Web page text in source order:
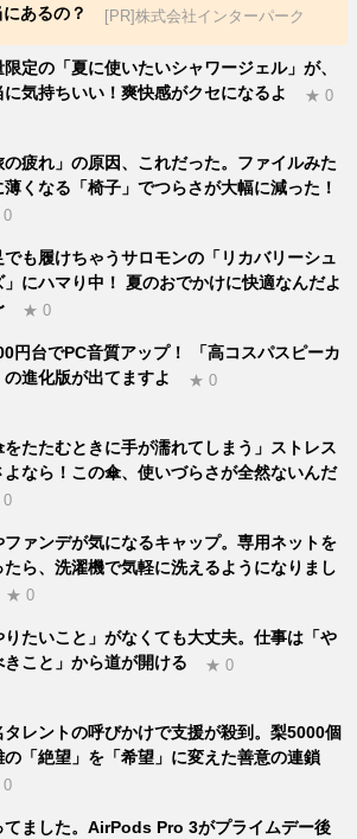
にあるの？
[PR]株式会社インターパーク
限定の「夏に使いたいシャワージェル」が、
に気持ちいい！爽快感がクセになるよ
★ 0
の疲れ」の原因、これだった。ファイルみた
薄くなる「椅子」でつらさが大幅に減った！
でも履けちゃうサロモンの「リカバリーシュ
」にハマり中！ 夏のおでかけに快適なんだよ
★ 0
円台でPC音質アップ！ 「高コスパスピーカ
の進化版が出てますよ
★ 0
をたたむときに手が濡れてしまう」ストレス
よなら！この傘、使いづらさが全然ないんだ
ファンデが気になるキャップ。専用ネットを
たら、洗濯機で気軽に洗えるようになりまし
★ 0
りたいこと」がなくても大丈夫。仕事は「や
きこと」から道が開ける
★ 0
タレントの呼びかけで支援が殺到。梨5000個
の「絶望」を「希望」に変えた善意の連鎖
てました。AirPods Pro 3がプライムデー後